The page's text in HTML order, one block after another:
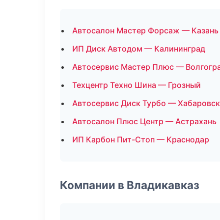
Автосалон Мастер Форсаж — Казань
ИП Диск Автодом — Калининград
Автосервис Мастер Плюс —
Техцентр Техно Шина — Грозный
Автосервис Диск Турбо — Хабаровск
Автосалон Плюс Центр — Астрахань
ИП Карбон Пит-Стоп — Краснодар
Компании в Владикавказ